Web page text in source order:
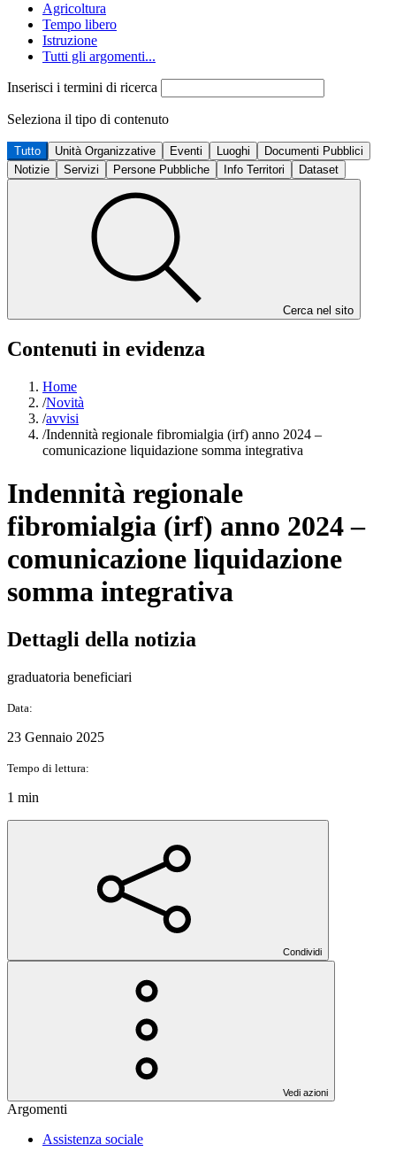
Agricoltura
Tempo libero
Istruzione
Tutti gli argomenti...
Inserisci i termini di ricerca
Seleziona il tipo di contenuto
Tutto Unità Organizzative Eventi Luoghi
Documenti Pubblici
Notizie
Servizi Persone Pubbliche Info Territori Dataset
Cerca nel sito
Contenuti in evidenza
Home
/Novità
/avvisi
/Indennità regionale fibromialgia (irf) anno 2024 –
comunicazione liquidazione somma integrativa
Indennità regionale
fibromialgia (irf) anno 2024 –
comunicazione liquidazione
somma integrativa
Dettagli della notizia
graduatoria beneficiari
Data:
23 Gennaio 2025
Tempo di lettura:
1 min
Condividi
Vedi azioni
Argomenti
Assistenza sociale